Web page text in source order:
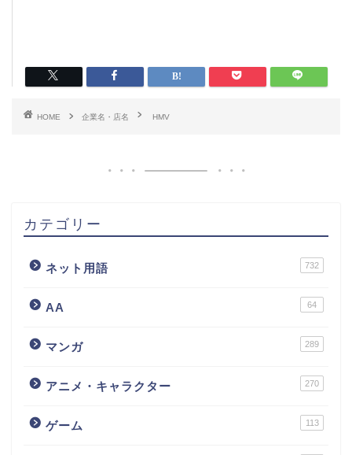
HOME 企業名・店名 HMV
カテゴリー
ネット用語 732
AA 64
マンガ 289
アニメ・キャラクター 270
ゲーム 113